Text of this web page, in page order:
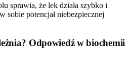
sprawia, że lek działa szybko i
sobie potencjał niebezpiecznej
Odpowiedź w biochemii